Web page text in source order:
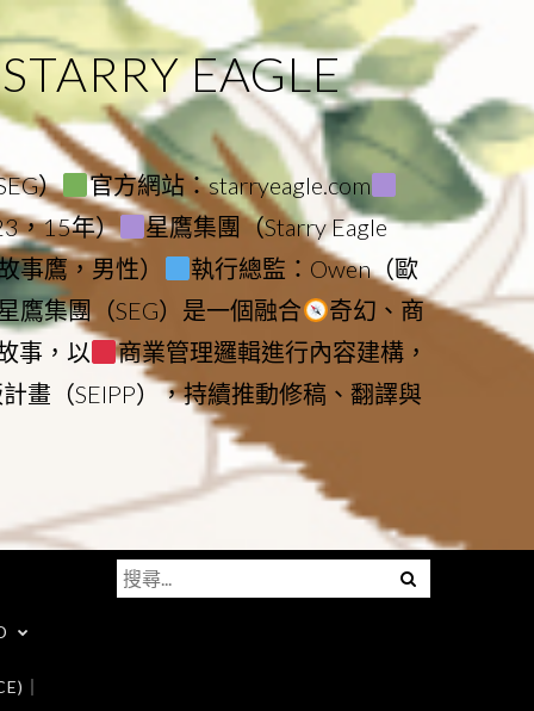
EAGLE
）
官方網站：starryeagle.com
，15年）
星鷹集團（Starry Eagle
事鷹，男性）
執行總監：Owen（歐
鷹集團（SEG）是一個融合
奇幻、商
事，以
商業管理邏輯進行內容建構，
畫（SEIPP），持續推動修稿、翻譯與
｜
Menu
搜
尋